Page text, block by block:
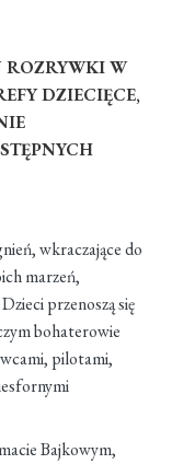
ROZRYWKI W
DZIECIĘCE,
wkraczające do
marzeń,
przenoszą się
bohaterowie
pilotami,
Bajkowym,